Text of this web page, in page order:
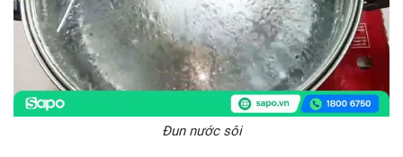
Đun nước sôi